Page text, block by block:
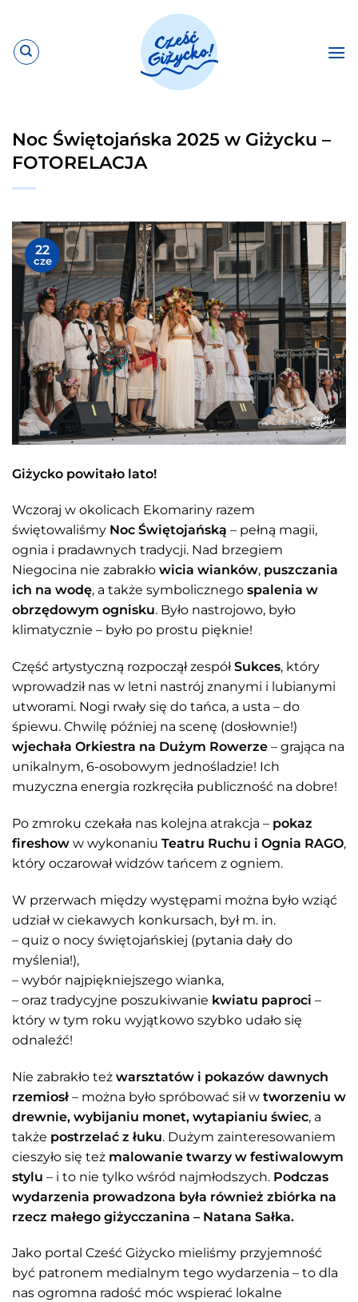
zawartości
Noc Świętojańska 2025 w Giżycku –
FOTORELACJA
22
cze
Giżycko powitało lato!
Wczoraj w okolicach Ekomariny razem
świętowaliśmy Noc Świętojańską – pełną magii,
ognia i pradawnych tradycji. Nad brzegiem
Niegocina nie zabrakło wicia wianków, puszczania
ich na wodę, a także symbolicznego spalenia w
obrzędowym ognisku. Było nastrojowo, było
klimatycznie – było po prostu pięknie!
Część artystyczną rozpoczął zespółSukces, który
wprowadził nas w letni nastrój znanymi i lubianymi
utworami. Nogi rwały się do tańca, a usta – do
śpiewu. Chwilę później na scenę (dosłownie!)
wjechała Orkiestra na Dużym Rowerze – grająca na
unikalnym, 6-osobowym jednośladzie! Ich
muzyczna energia rozkręciła publiczność na dobre!
Po zmroku czekała nas kolejna atrakcja – pokaz
fireshow w wykonaniu Teatru Ruchu i Ognia RAGO,
który oczarował widzów tańcem z ogniem.
W przerwach między występami można było wziąć
udział w ciekawych konkursach, był m. in.
– quiz o nocy świętojańskiej (pytania dały do
myślenia!),
– wybór najpiękniejszego wianka,
– oraz tradycyjne poszukiwanie kwiatu paproci –
który w tym roku wyjątkowo szybko udało się
odnaleźć!
Nie zabrakło też warsztatów i pokazów dawnych
rzemiosł – można było spróbować sił w tworzeniu w
drewnie, wybijaniu monet, wytapianiu świec, a
także postrzelać z łuku. Dużym zainteresowaniem
cieszyło się też malowanie twarzy w festiwalowym
stylu – i to nie tylko wśród najmłodszych. Podczas
wydarzenia prowadzona była również zbiórka na
rzecz małego giżycczanina – Natana Sałka.
Jako portal Cześć Giżycko mieliśmy przyjemność
być patronem medialnym tego wydarzenia – to dla
nas ogromna radość móc wspierać lokalne